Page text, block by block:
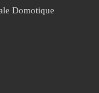
Domotique